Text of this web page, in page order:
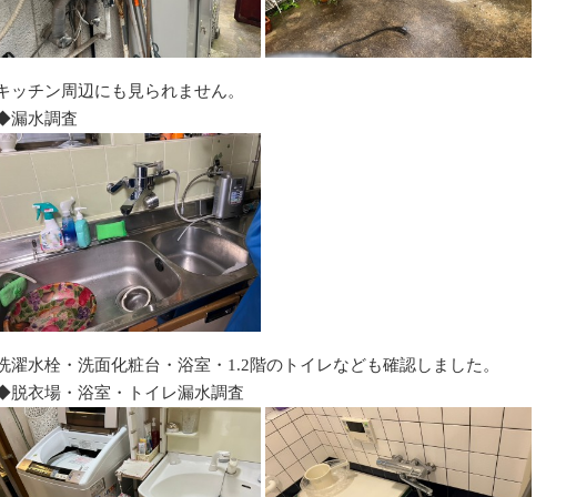
ッチン周辺にも見られません。
漏水調査
濯水栓・洗面化粧台・浴室・1.2階のトイレなども確認しました。
脱衣場・浴室・トイレ漏水調査